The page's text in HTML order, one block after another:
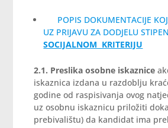
POPIS DOKUMENTACIJE
UZ PRIJAVU ZA DODJELU
SOCIJALNOM KRITERIJU
2.1. Preslika osobne iskaznice
iskaznica izdana u razdoblju
godine od raspisivanja ovog
uz osobnu iskaznicu priložiti
prebivalištu) da kandidat ima